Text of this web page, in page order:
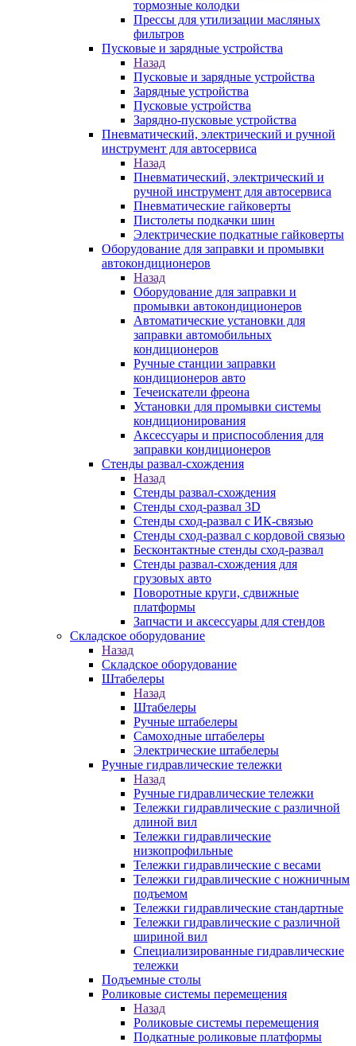
тормозные колодки
Прессы для утилизации масляных
фильтров
Пусковые и зарядные устройства
Назад
Пусковые и зарядные устройства
Зарядные устройства
Пусковые устройства
Зарядно-пусковые устройства
Пневматический, электрический и ручной
инструмент для автосервиса
Назад
Пневматический, электрический и
ручной инструмент для автосервиса
Пневматические гайковерты
Пистолеты подкачки шин
Электрические подкатные гайковерты
Оборудование для заправки и промывки
автокондиционеров
Назад
Оборудование для заправки и
промывки автокондиционеров
Автоматические установки для
заправки автомобильных
кондиционеров
Ручные станции заправки
кондиционеров авто
Течеискатели фреона
Установки для промывки системы
кондиционирования
Аксессуары и приспособления для
заправки кондиционеров
Стенды развал-схождения
Назад
Стенды развал-схождения
Стенды сход-развал 3D
Стенды сход-развал с ИК-связью
Стенды сход-развал с кордовой связью
Бесконтактные стенды сход-развал
Стенды развал-схождения для
грузовых авто
Поворотные круги, сдвижные
платформы
Запчасти и аксессуары для стендов
Складское оборудование
Назад
Складское оборудование
Штабелеры
Назад
Штабелеры
Ручные штабелеры
Самоходные штабелеры
Электрические штабелеры
Ручные гидравлические тележки
Назад
Ручные гидравлические тележки
Тележки гидравлические с различной
длиной вил
Тележки гидравлические
низкопрофильные
Тележки гидравлические с весами
Тележки гидравлические с ножничным
подъемом
Тележки гидравлические стандартные
Тележки гидравлические с различной
шириной вил
Специализированные гидравлические
тележки
Подъемные столы
Роликовые системы перемещения
Назад
Роликовые системы перемещения
Подкатные роликовые платформы